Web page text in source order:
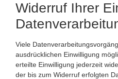
Widerruf Ihrer
Viele
ausdrücklichen Einwilligung
erteilte Einwilligung jederzeit
der bis zum Widerruf erfolgten